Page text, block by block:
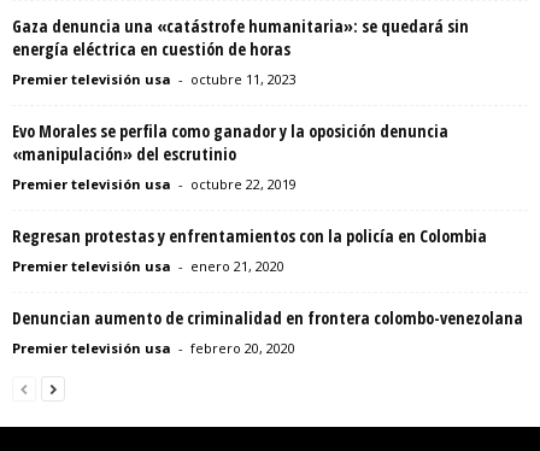
Gaza denuncia una «catástrofe humanitaria»: se quedará sin
energía eléctrica en cuestión de horas
Premier televisión usa - octubre 11, 2023
Evo Morales se perfila como ganador y la oposición denuncia
«manipulación» del escrutinio
Premier televisión usa - octubre 22, 2019
Regresan protestas y enfrentamientos con la policía en Colombia
Premier televisión usa - enero 21, 2020
Denuncian aumento de criminalidad en frontera colombo-venezolana
Premier televisión usa - febrero 20, 2020